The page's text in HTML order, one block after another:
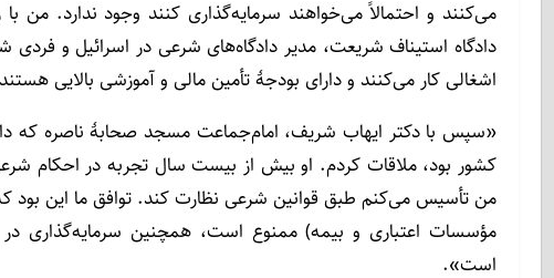
می‌کنند و احتمالاً می‌خواهند سرمایه‌گذاری کنند وجود ندارد. من
دادگاه استیناف شریعت، مدیر دادگاه‌های شرعی در اسرائیل و
اشغالی کار می‌کنند و دارای بودجۀ تأمین مالی و آموزشی بالایی
«سپس با دکتر ایهاب شریف، امام‌جماعت مسجد صحابۀ ناصره که
کشور بود، ملاقات کردم. او بیش از بیست سال تجربه در احکام
من تأسیس می‌کنم طبق قوانین شرعی نظارت کند. توافق ما این بود
مؤسسات اعتباری و بیمه) ممنوع است، همچنین سرمایه‌گذاری
است».